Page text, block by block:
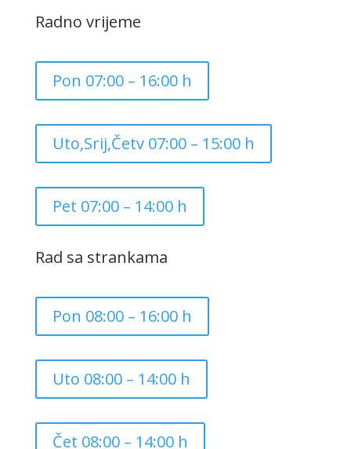
Radno vrijeme
Pon 07:00 – 16:00 h
Uto,Srij,Četv 07:00 – 15:00 h
Pet 07:00 – 14:00 h
Rad sa strankama
Pon 08:00 – 16:00 h
Uto 08:00 – 14:00 h
Čet 08:00 – 14:00 h